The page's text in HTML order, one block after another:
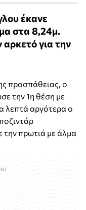
έκανε
στα 8,24μ.
για την
προσπάθειας, ο
την 1η θέση με
λεπτά αργότερα ο
πρωτιά με άλμα